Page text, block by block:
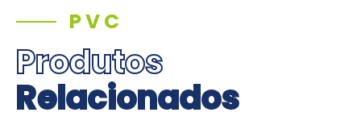
PVC
Produtos
Relacionados